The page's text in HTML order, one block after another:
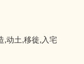
,动土,移徙,入宅